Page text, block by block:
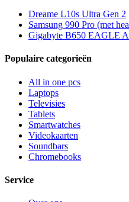
Dreame L10s Ultra Gen 2
Samsung 990 Pro (met
Gigabyte B650 EAGLE
Populaire categorieën
All in one pcs
Laptops
Televisies
Tablets
Smartwatches
Videokaarten
Soundbars
Chromebooks
Service